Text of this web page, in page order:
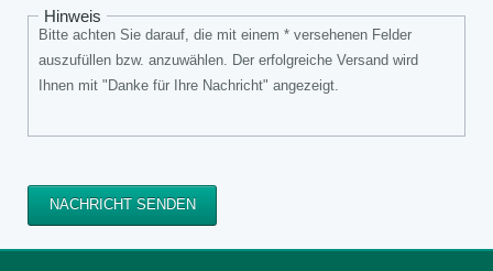
Hinweis
Bitte achten Sie darauf, die mit einem * versehenen Felder
auszufüllen bzw. anzuwählen. Der erfolgreiche Versand wird
Ihnen mit "Danke für Ihre Nachricht" angezeigt.
NACHRICHT SENDEN